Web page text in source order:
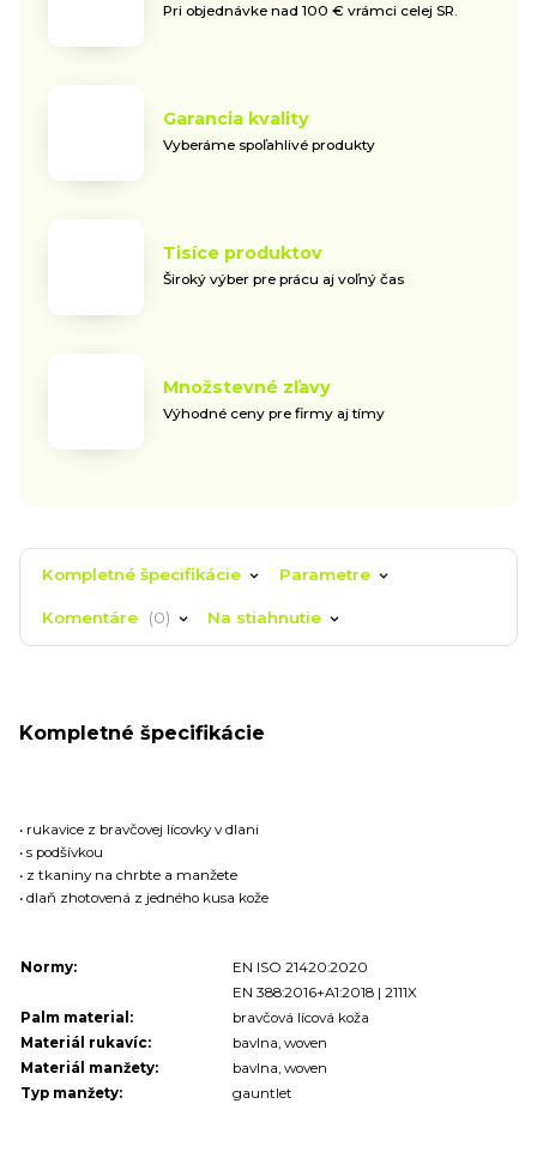
Pri objednávke nad 100 € vrámci celej SR.
Garancia kvality
Vyberáme spoľahlivé produkty
Tisíce produktov
Široký výber pre prácu aj voľný čas
Množstevné zľavy
Výhodné ceny pre firmy aj tímy
Kompletné špecifikácie Parametre
Komentáre 0 Na stiahnutie
Kompletné špecifikácie
• rukavice z bravčovej lícovky v dlani
• s podšívkou
• z tkaniny na chrbte a manžete
• dlaň zhotovená z jedného kusa kože
Normy:
EN ISO 21420:2020
EN 388:2016+A1:2018 | 2111X
Palm material:
bravčová lícová koža
Materiál rukavíc:
bavlna, woven
Materiál manžety:
bavlna, woven
Typ manžety:
gauntlet